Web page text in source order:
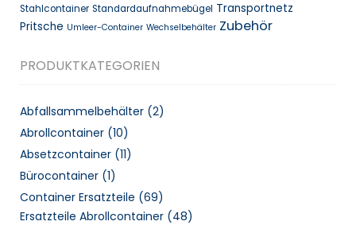
Stahlcontainer Standardaufnahmebügel Transportnetz
Pritsche Umleer-Container Wechselbehälter Zubehör
PRODUKTKATEGORIEN
Abfallsammelbehälter (2)
Abrollcontainer (10)
Absetzcontainer (11)
Bürocontainer (1)
Container Ersatzteile (69)
Ersatzteile Abrollcontainer (48)